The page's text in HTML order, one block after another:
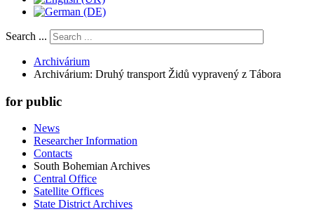
Search ...
Archivárium
Archivárium: Druhý transport Židů vypravený z Tábora
for public
News
Researcher Information
Contacts
South Bohemian Archives
Central Office
Satellite Offices
State District Archives